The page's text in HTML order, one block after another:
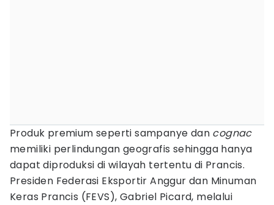
Produk premium seperti sampanye dan cognac
memiliki perlindungan geografis sehingga hanya
dapat diproduksi di wilayah tertentu di Prancis.
Presiden Federasi Eksportir Anggur dan Minuman
Keras Prancis (FEVS), Gabriel Picard, melalui